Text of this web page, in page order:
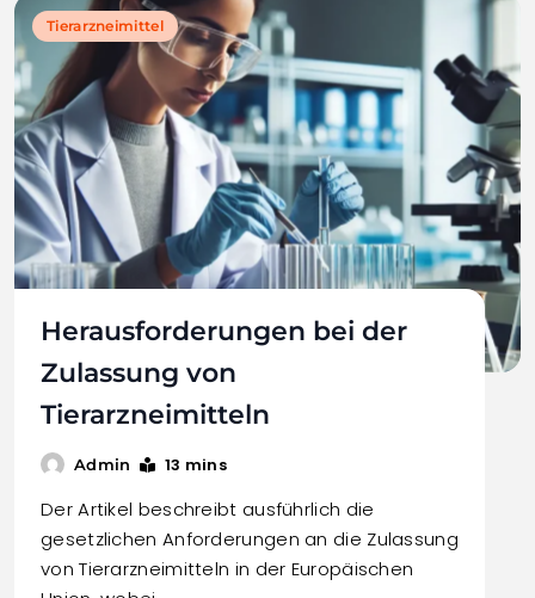
Tierarzneimittel
Herausforderungen bei der
Zulassung von
Tierarzneimitteln
Admin 13 mins
Der Artikel beschreibt ausführlich die
gesetzlichen Anforderungen an die Zulassung
von Tierarzneimitteln in der Europäischen